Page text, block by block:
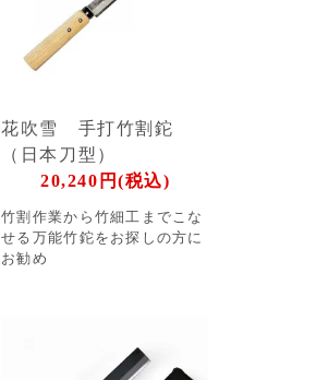
花吹雪 手打竹割鉈
（日本刀型）
20,240円(税込)
竹割作業から竹細工までこな
せる万能竹鉈をお探しの方に
お勧め